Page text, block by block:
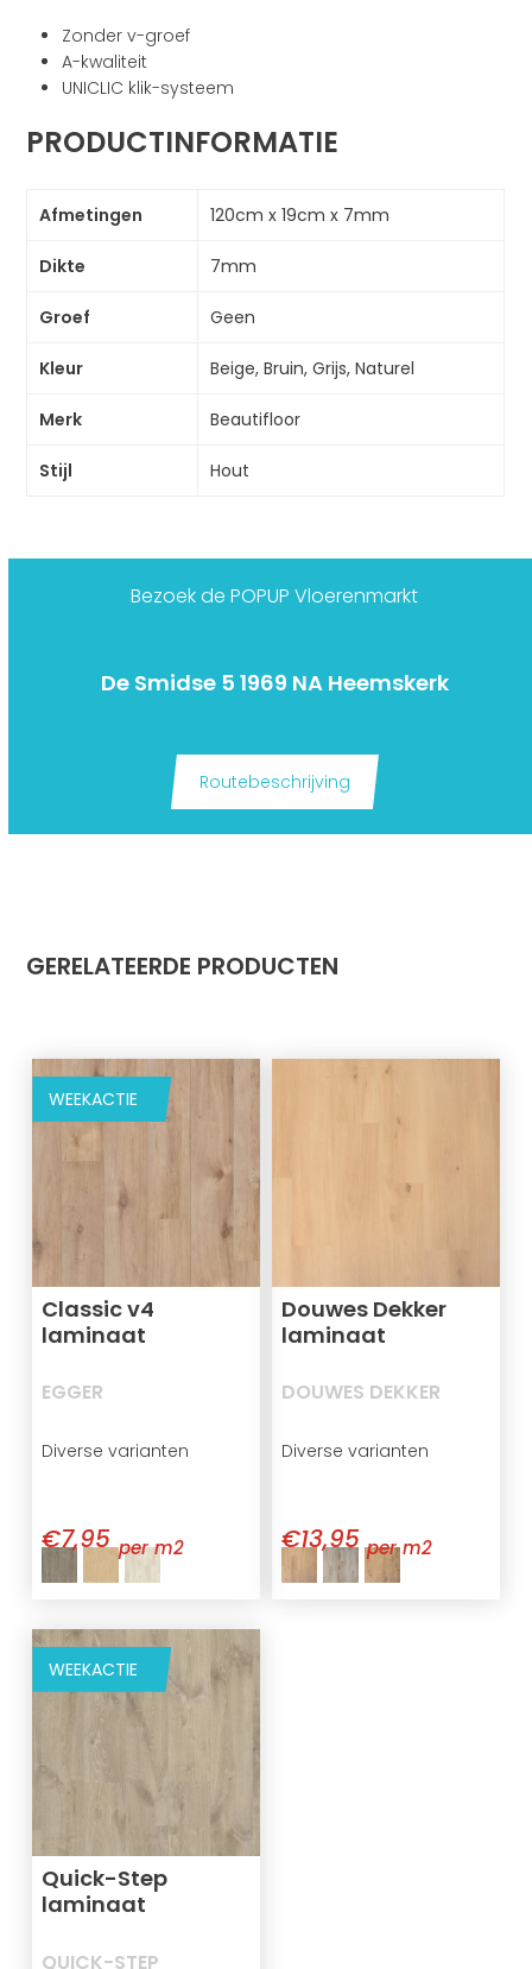
Zonder v-groef
A-kwaliteit
UNICLIC klik-systeem
PRODUCTINFORMATIE
Afmetingen 120cm x 19cm x 7mm
Dikte 7mm
Groef Geen
Kleur Beige, Bruin, Grijs, Naturel
Merk Beautifloor
Stijl Hout
Bezoek de POPUP Vloerenmarkt
De Smidse 5 1969 NA Heemskerk
Routebeschrijving
GERELATEERDE PRODUCTEN
WEEKACTIE
Classic v4
laminaat
EGGER
Diverse varianten
€7,95 per m2
Douwes Dekker
laminaat
DOUWES DEKKER
Diverse varianten
€13,95 per m2
WEEKACTIE
Quick-Step
laminaat
QUICK-STEP